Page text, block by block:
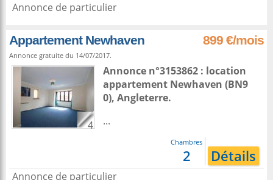
Annonce de particulier
Appartement Newhaven 899 €/mois
Annonce gratuite du 14/07/2017.
4
Annonce n°3153862 : location
appartement Newhaven (BN9
0), Angleterre.
...
Chambres
2 Détails
Annonce de particulier